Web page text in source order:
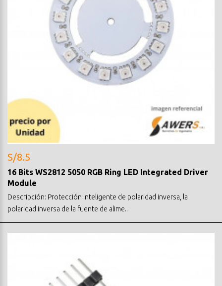
S/8.5
16 Bits WS2812 5050 RGB Ring LED Integrated Driver
Module
Descripción: Protección inteligente de polaridad inversa, la
polaridad inversa de la fuente de alime..